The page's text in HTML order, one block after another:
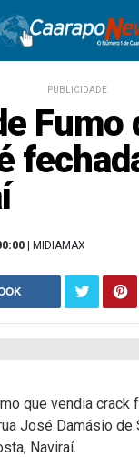
PUBLICIDADE
Fumo
| MIDIAMAX
que vendia crack
José Damásio de
Naviraí.